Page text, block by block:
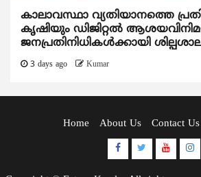
കാലാവസ്ഥാ വ്യതിയാനത്തെ
കൃഷിയും ഡിജിറ്റൽ
ജനപ്രതിനിധികൾക്കായി
3 days ago Kumar
Home About Us Contact Us
Facebook
TwitterYoutube